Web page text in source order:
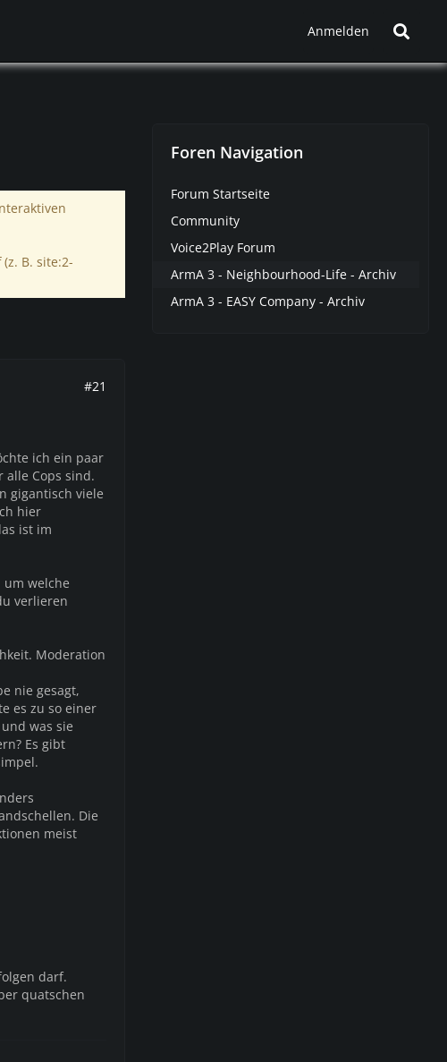
Anmelden
B. site:2-
#21
ich ein paar
alle Cops sind.
gigantisch viele
hier
ist im
um welche
verlieren
Moderation
nie gesagt,
es zu so einer
was sie
Es gibt
Die
meist
darf.
quatschen
Foren Navigation
Forum Startseite
Community
Voice2Play Forum
ArmA 3 - Neighbourhood-Life - Archiv
ArmA 3 - EASY Company - Archiv